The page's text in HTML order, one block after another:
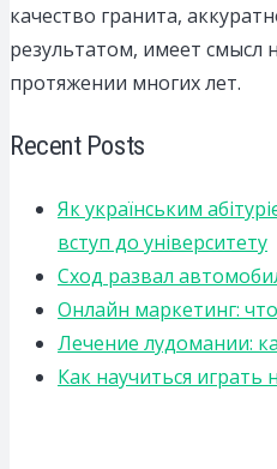
качество гранита,
результатом, имеет смысл
протяжении многих лет.
Recent Posts
Як українським
вступ до університету
Сход развал
Онлайн маркетинг:
Лечение лудомании:
Как научиться